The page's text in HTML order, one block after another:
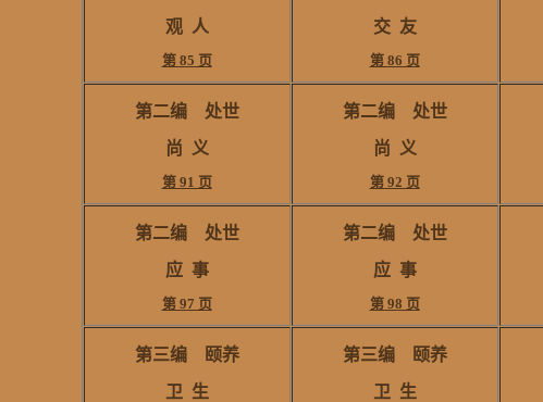
观 人
第 85 页
交 友
第 86 页
第二编 处世
尚
义
第 91 页
第二编 处世
尚
义
第 92 页
第二编 处世
应 事
第 97 页
第二编 处世
应 事
第 98 页
第三编
颐养
卫 生
第三编
颐养
卫 生